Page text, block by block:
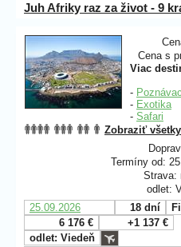
Juh Afriky raz za život - 9
Cena s
Viac
-
- Exotika
- Safari
Zobraziť
Termíny od:
Strava:
odlet:
25.09.2026
18 dní
6 176 €
+1 137 €
odlet: Viedeň